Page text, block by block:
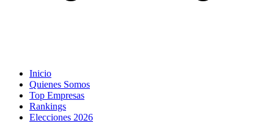
Inicio
Quienes Somos
Top Empresas
Rankings
Elecciones 2026